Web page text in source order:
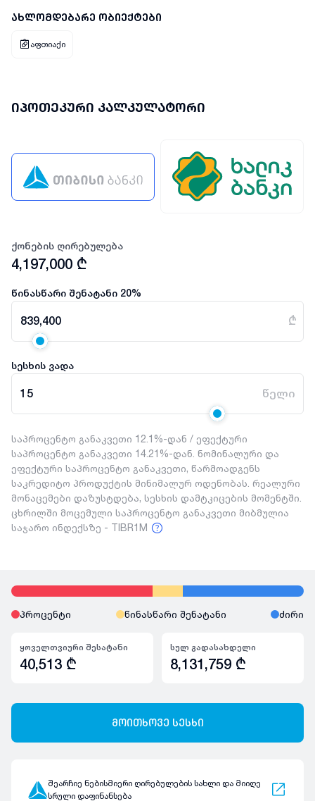
ახლომდებარე ობიექტები
აფთიაქი
იპოთეკური კალკულატორი
ქონების ღირებულება
4,197,000 ₾
წინასწარი შენატანი 20%
839,400 ₾
სესხის ვადა
15 წელი
საპროცენტო განაკვეთი 12.1%-დან / ეფექტური
საპროცენტო განაკვეთი 14.21%-დან. ნომინალური და
ეფექტური საპროცენტო განაკვეთი, წარმოადგენს
საკრედიტო პროდუქტის მინიმალურ ოდენობას. რეალური
მონაცემები დაზუსტდება, სესხის დამტკიცების მომენტში.
ცხრილში მოცემული საპროცენტო განაკვეთი მიბმულია
საჯარო ინდექსზე - TIBR1M
პროცენტი წინასწარი შენატანი ძირი
ყოველთვიური შესატანი
40,513 ₾
სულ გადასახდელი
8,131,759 ₾
მოითხოვე სესხი
შეარჩიე ნებისმიერი ღირებულების სახლი და მიიღე
სრული დაფინანსება